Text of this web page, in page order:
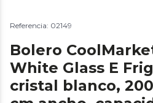
Referencia: 02149
Bolero
White Glass E
cristal blanco,